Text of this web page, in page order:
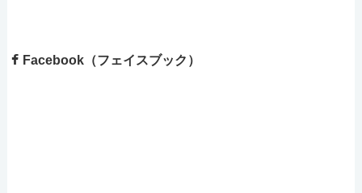
Facebook（フェイスブック）